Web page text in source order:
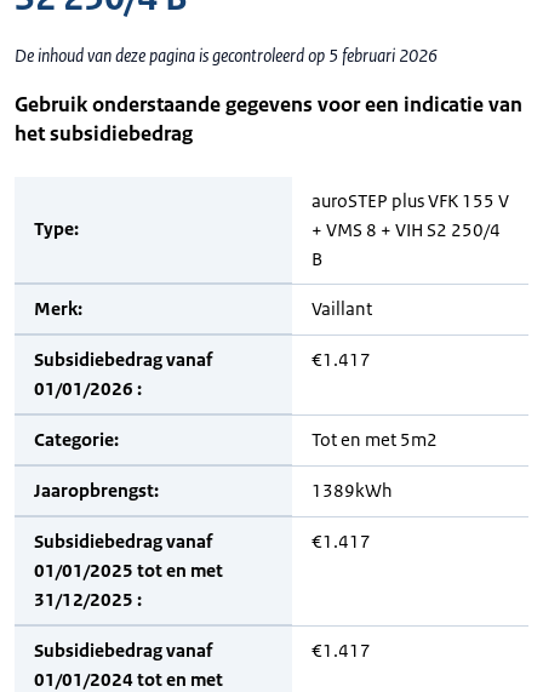
De inhoud van deze pagina is gecontroleerd op 5 februari 2026
Gebruik onderstaande gegevens voor een indicatie van
het subsidiebedrag
Type:
auroSTEP plus VFK 155 V
+ VMS 8 + VIH S2 250/4
B
Merk: Vaillant
Subsidiebedrag vanaf
01/01/2026 :
€1.417
Categorie: Tot en met 5m2
Jaaropbrengst: 1389kWh
Subsidiebedrag vanaf
01/01/2025 tot en met
31/12/2025 :
€1.417
Subsidiebedrag vanaf
01/01/2024 tot en met
€1.417